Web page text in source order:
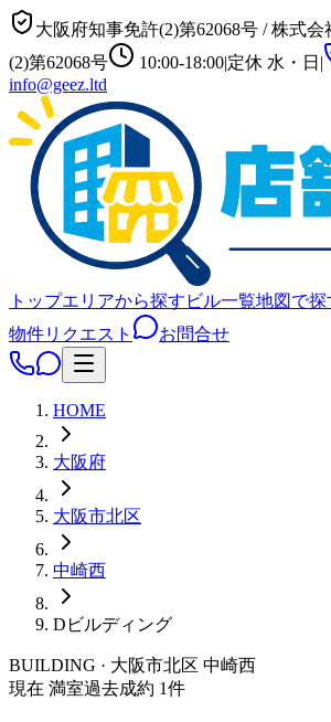
大阪府知事免許(2)第62068号 /株式会
(2)第62068号
10:00-18:00|定休 水・日 |
info@geez.ltd
トップエリアから探す ビル一覧地図で探
物件リクエスト
お問合せ
HOME
大阪府
大阪市北区
中崎西
Dビルディング
BUILDING · 大阪市北区 中崎西
現在 満室過去成約 1件